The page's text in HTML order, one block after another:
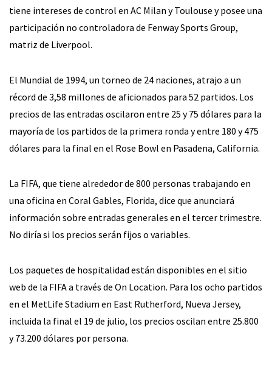
tiene intereses de control en AC Milan y Toulouse y posee una
participación no controladora de Fenway Sports Group,
matriz de Liverpool.
El Mundial de 1994, un torneo de 24 naciones, atrajo a un
récord de 3,58 millones de aficionados para 52 partidos. Los
precios de las entradas oscilaron entre 25 y 75 dólares para la
mayoría de los partidos de la primera ronda y entre 180 y 475
dólares para la final en el Rose Bowl en Pasadena, California.
La FIFA, que tiene alrededor de 800 personas trabajando en
una oficina en Coral Gables, Florida, dice que anunciará
información sobre entradas generales en el tercer trimestre.
No diría si los precios serán fijos o variables.
Los paquetes de hospitalidad están disponibles en el sitio
web de la FIFA a través de On Location. Para los ocho partidos
en el MetLife Stadium en East Rutherford, Nueva Jersey,
incluida la final el 19 de julio, los precios oscilan entre 25.800
y 73.200 dólares por persona.